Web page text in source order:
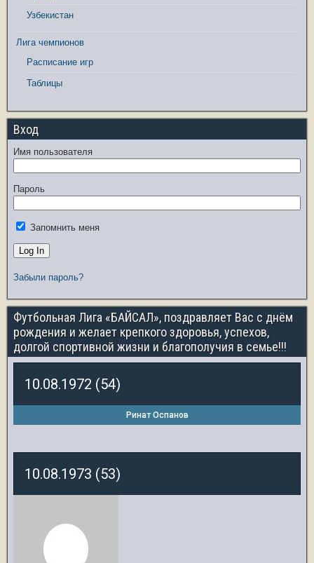
Узбекистан
Лига чемпионов
Расписание игр
Таблицы
Вход
Имя пользователя
Пароль
Запомнить меня
Забыли пароль?
Футбольная Лига «БАЙСАЛ», поздравляет Вас с днём
рождения и желает крепкого здоровья, успехов,
долгой спортивной жизни и благополучия в семье!!!
10.08.1972 (54)
Ринат Оспанов
10.08.1973 (53)